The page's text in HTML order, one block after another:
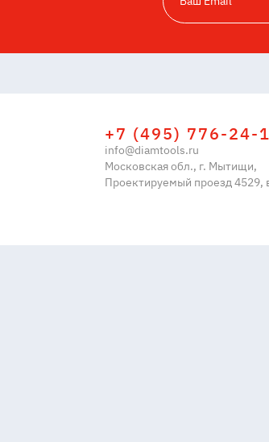
+7 (495) 776-24-
info@diamtools.ru
Московская обл., г. Мытищи,
Проектируемый проезд 4529,